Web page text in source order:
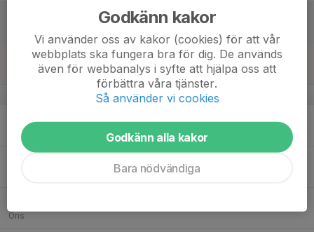
v.34
Mån
Ons
Godkänn kakor
Vi använder oss av kakor (cookies) för att vår
webbplats ska fungera bra för dig. De används
även för webbanalys i syfte att hjälpa oss att
förbättra våra tjänster.
Så använder vi cookies
Godkänn alla kakor
Bara nödvändiga